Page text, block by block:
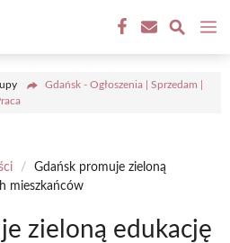
Gdańsk - Ogłoszenia | Sprzedam |
/
Gdańsk promuje zieloną
mieszkańców
zieloną edukację